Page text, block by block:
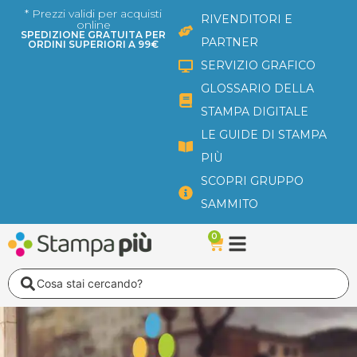
* Prezzi validi per acquisti
online
SPEDIZIONE GRATUITA PER
ORDINI SUPERIORI A 99€
RIVENDITORI E
PARTNER
SERVIZIO GRAFICO
GLOSSARIO DELLA
STAMPA DIGITALE
LE GUIDE DI STAMPA
PIÙ
SCOPRI GRUPPO
SAMMITO
0
Carrello
Search
...